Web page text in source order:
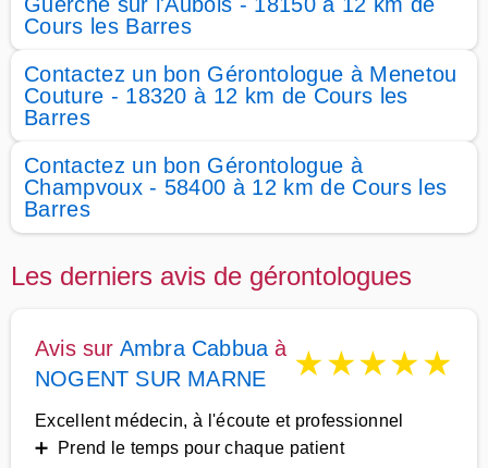
Cours les Barres
Contactez un bon Gérontologue à Menetou
Couture - 18320 à 12 km de Cours les
Barres
Contactez un bon Gérontologue à
Champvoux - 58400 à 12 km de Cours les
Barres
Les derniers avis de gérontologues
Avis sur Ambra Cabbua à
NOGENT SUR MARNE
★★★★★
Excellent médecin, à l'écoute et professionnel
➕ Prend le temps pour chaque patient